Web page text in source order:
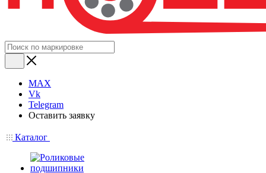
MAX
Vk
Telegram
Оставить заявку
Каталог